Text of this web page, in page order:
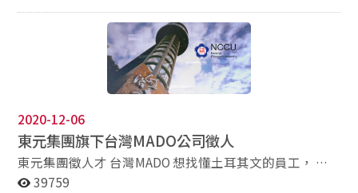
寄至2019nccu@gmail.com 並依上開順序，依序排列並
裝訂為一文檔，郵寄至 11605臺北市文山區指南路2段64
號外國語文學院土耳其語文學系教師遴選委員會收 ※其
展示教學。 3、繳交文件如須歸還，請特別註明並附回郵
信封。 4、獲聘者聘約自2019年10月1日起聘。 5、本表
未盡事宜，以國防大學外籍教師運用實施計畫及契約內容
規範事項為 主。 ※聯絡方式： 如有相關問題，請來信
理、訂單管理、主管交辦事宜 工作型態: 周休二日，需不
定時出差，無管理責任 條件要求: 男性佳、2年以上國貿相
關工作經驗、英文、土耳其文、抗壓性強、個性積極、可
配合短期出差。 應徵方式: 履歷請寄邱先
2020-12-06
東元集團旗下台灣MADO公司徵人
東元集團徵人才 台灣MADO 想找懂土耳其文的員工， 工
作內容為經營企劃或行銷。 意者請聯絡林仁益先生 請
39759